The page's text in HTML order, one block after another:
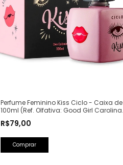
Perfume Feminino Kiss Ciclo - Caixa de
100ml (Ref. Olfativa: Good Girl Carolina
R$79,00